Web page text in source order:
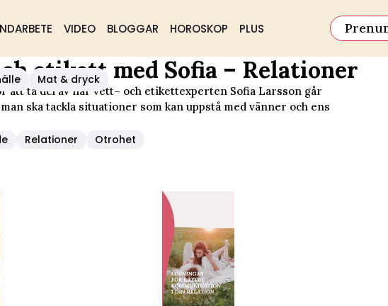
VIDEO BLOGGAR HOROSKOP PLUS
Mat & dryck
etikett med Sofia – Relationer
att ta del av när vett– och etikettexperten Sofia Larsson går
ska tackla situationer som kan uppstå med vänner och ens
Relationer Otrohet